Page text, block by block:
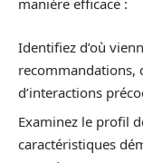
manière efficace :
Identifiez d’où
recommandations,
d’interactions
Examinez le profil
caractéristiques